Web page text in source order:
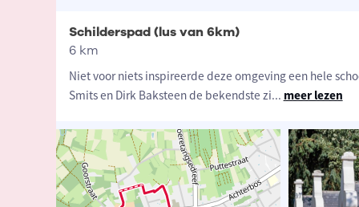
Schilderspad (lus van 6km)
6 km
Niet voor niets inspireerde deze omgeving een hele
Smits en Dirk Baksteen de bekendste zi... meer lezen